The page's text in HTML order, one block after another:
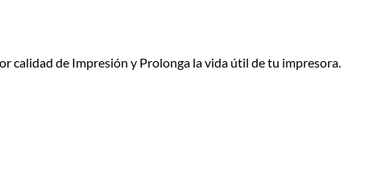
calidad de Impresión y Prolonga la vida útil de tu impresora.